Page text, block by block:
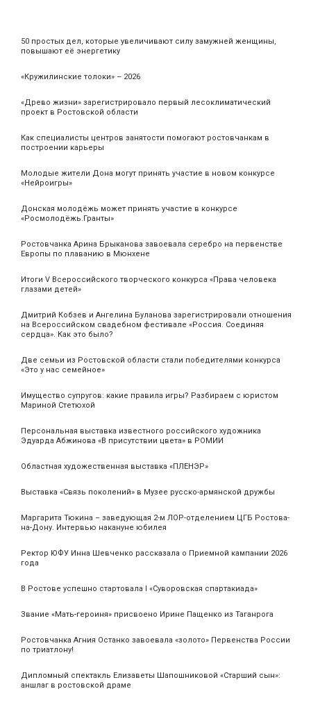
50 простых дел, которые увеличивают силу замужней женщины,
повышают её энергетику
«Кружилинские толоки» – 2026
«Древо жизни» зарегистрировало первый лесоклиматический
проект в Ростовской области
Как специалисты центров занятости помогают ростовчанкам в
построении карьеры
Молодые жители Дона могут принять участие в новом конкурсе
«Нейроигры»
Донская молодёжь может принять участие в конкурсе
«Росмолодёжь.Гранты»
Ростовчанка Арина Брыканова завоевала серебро на первенстве
Европы по плаванию в Мюнхене
Итоги V Всероссийского творческого конкурса «Права человека
глазами детей»
Дмитрий Кобзев и Ангелина Буланова зарегистрировали отношения
на Всероссийском свадебном фестивале «Россия. Соединяя
сердца». Как это было?
Две семьи из Ростовской области стали победителями конкурса
«Это у нас семейное»
Имущество супругов: какие правила игры? Разбираем с юристом
Мариной Стетюхой
Персональная выставка известного российского художника
Эдуарда Абжинова «В присутствии цвета» в РОМИИ
Областная художественная выставка «ПЛЕНЭР»
Выставка «Связь поколений» в Музее русско-армянской дружбы
Маргарита Тюкина – заведующая 2-м ЛОР-отделением ЦГБ Ростова-
на-Дону. Интервью накануне юбилея
Ректор ЮФУ Инна Шевченко рассказала о Приемной кампании 2026
года
В Ростове успешно стартовала I «Суворовская спартакиада»
Звание «Мать‑героиня» присвоено Ирине Пащенко из Таганрога
Ростовчанка Агния Останко завоевала «золото» Первенства России
по триатлону!
Дипломный спектакль Елизаветы Шапошниковой «Старший сын»:
аншлаг в ростовской драме